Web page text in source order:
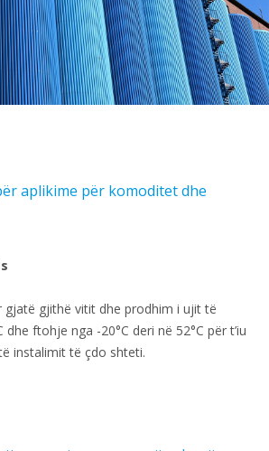
aplikime për komoditet dhe
gjatë gjithë vitit dhe prodhim i ujit të
ftohje nga -20°C deri në 52°C për t’iu
instalimit të çdo shteti.